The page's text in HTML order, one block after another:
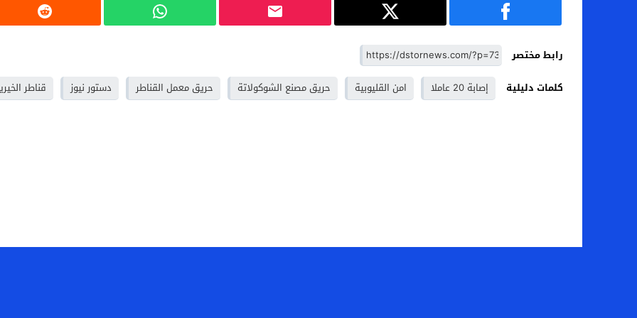
رابط مختصر
كلمات دليلية
إصابة 20 عاملا امن القليوبية حريق مصنع الشوكولاتة حريق معمل القناطر دستور نيوز قناطر